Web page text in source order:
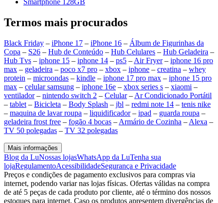
Smartphone 128GB
Termos mais procurados
Black Friday – iPhone 17 – iPhone 16 – Álbum de Figurinhas da
Copa – S26 – Hub de Conteúdo – Hub Celulares – Hub Geladeira –
Hub Tvs – iphone 15 – iphone 14 – ps5 – Air Fryer– iphone 16 pro
max – geladeira – poco x7 pro – xbox – iphone – creatina – whey
protein – microondas – kindle – iphone 17 pro max – iphone 15 pro
max – celular samsung – iphone 16e – xbox series s – xiaomi –
ventilador– nintendo switch 2 – Celular– Ar Condicionado Portátil
– tablet – Bicicleta – Body Splash – jbl – redmi note 14 – tenis nike
– maquina de lavar roupa – liquidificador– ipad – guarda roupa –
geladeira frost free – fogão 4 bocas – Armário de Cozinha – Alexa –
TV 50 polegadas – TV 32 polegadas
Mais informações
Blog da LuNossas lojasWhatsApp da LuTenha sua
lojaRegulamentoAcessibilidadeSegurança e Privacidade
Preços e condições de pagamento exclusivos para compras via
internet, podendo variar nas lojas físicas. Ofertas válidas na compra
de até 5 peças de cada produto por cliente, até o término dos nossos
estoques para internet. Caso os produtos apresentem divergências de